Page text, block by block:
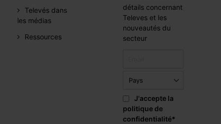
Televés dans
les médias
Ressources
détails concernant
Televes et les
nouveautés du
secteur
J'accepte la
politique de
confidentialité*